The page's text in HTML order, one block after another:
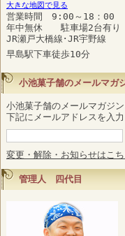
大きな地図で見る
営業時間 9:00～18：00
年中無休 駐車場2台有り
JR瀬戸大橋線･JR宇野線
早島駅下車徒歩10分
小池菓子舗のメールマガ
小池菓子舗のメールマガジ
下記にメールアドレスを入
変更・解除・お知らせはこ
管理人 四代目